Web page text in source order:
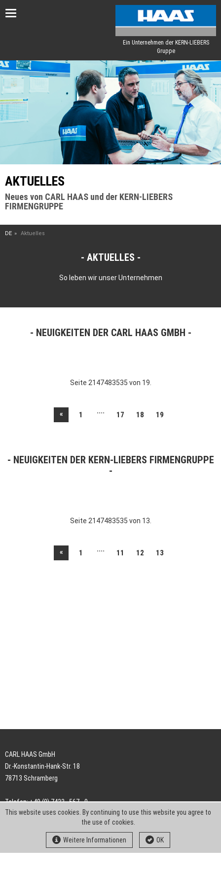
Toggle
Ein Unternehmen der KERN-LIEBERS
Gruppe
AKTUELLES
Neues von CARL HAAS und der KERN-LIEBERS
FIRMENGRUPPE
DE Aktuelles
AKTUELLES
So leben wir unser Unternehmen
NEUIGKEITEN DER CARL HAAS GMBH
Seite 2147483535 von 19.
« 1 .... 17 18 19
NEUIGKEITEN DER KERN-LIEBERS FIRMENGRUPPE
Seite 2147483535 von 13.
« 1 .... 11 12 13
CARL HAAS GmbH
Dr.-Konstantin-Hank-Str. 18
78713 Schramberg
Telefon: +49 (0) 7422 . 567 - 0
Telefax: +49 (0) 7422 . 567 - 239
info-ch@kern-liebers.com
This website uses cookies. By continuing to use this website you agree to
the use of cookies.
Weitere Informationen OK